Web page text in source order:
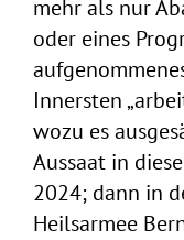
mehr als nur
oder eines
Innersten
wozu es
Aussaat in
2024; dann in
Heilsarmee